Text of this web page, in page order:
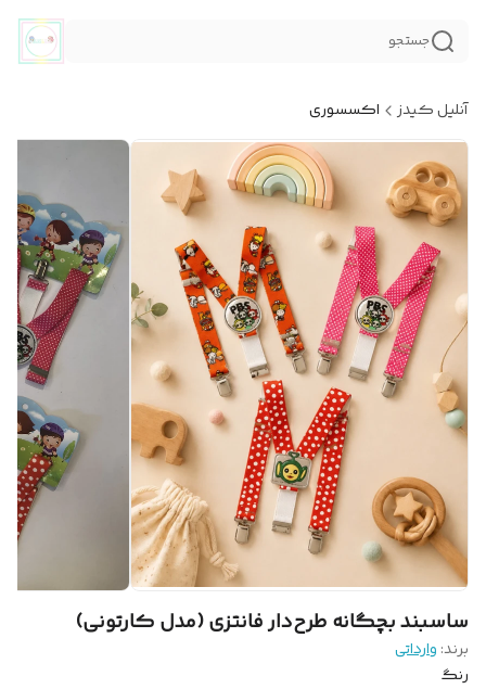
جستجو
آنلیل کیدز اکسسوری
ساسبند بچگانه طرح‌دار فانتزی (مدل کارتونی)
برند: وارداتی
رنگ